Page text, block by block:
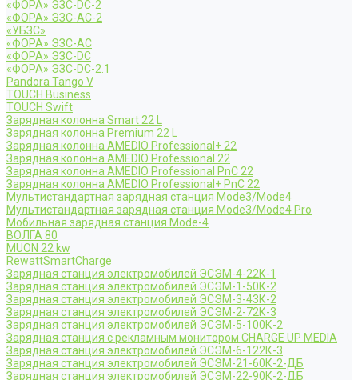
«ФОРА» ЭЗС-DC-2
«ФОРА» ЭЗС-AC-2
«УБЗС»
«ФОРА» ЭЗС-AC
«ФОРА» ЭЗС-DC
«ФОРА» ЭЗС-DC-2.1
Pandora Tango V
TOUCH Business
TOUCH Swift
Зарядная колонна Smart 22 L
Зарядная колонна Premium 22 L
Зарядная колонна AMEDIO Professional+ 22
Зарядная колонна AMEDIO Professional 22
Зарядная колонна AMEDIO Professional PnC 22
Зарядная колонна AMEDIO Professional+ PnC 22
Мультистандартная зарядная станция Mode3/Mode4
Мультистандартная зарядная станция Mode3/Mode4 Pro
Мобильная зарядная станция Mode-4
ВОЛГА 80
MUON 22 kw
RewattSmartCharge
Зарядная станция электромобилей ЭСЭМ-4-22К-1
Зарядная станция электромобилей ЭСЭМ-1-50К-2
Зарядная станция электромобилей ЭСЭМ-3-43К-2
Зарядная станция электромобилей ЭСЭМ-2-72К-3
Зарядная станция электромобилей ЭСЭМ-5-100К-2
Зарядная станция с рекламным монитором CHARGE UP MEDIA
Зарядная станция электромобилей ЭСЭМ-6-122К-3
Зарядная станция электромобилей ЭСЭМ-21-60К-2-ДБ
Зарядная станция электромобилей ЭСЭМ-22-90К-2-ДБ